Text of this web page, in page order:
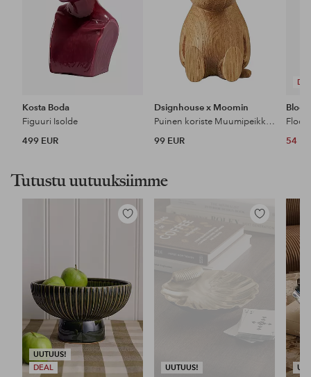
Kosta Boda
Figuuri Isolde
499 EUR
Dsignhouse x Moomin
Puinen koriste Muumipeikko Snorkkisneito 10 cm
99 EUR
54
Tutustu uutuuksiimme
UUTUUS!
DEAL
Lisää
suosikkeihin
UUTUUS!
Lisää
suosikkeihin